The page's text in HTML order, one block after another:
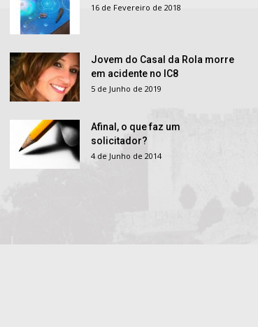
16 de Fevereiro de 2018
Jovem do Casal da Rola morre
em acidente no IC8
5 de Junho de 2019
Afinal, o que faz um
solicitador?
4 de Junho de 2014